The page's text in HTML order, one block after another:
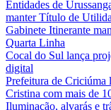
Entidades de
manter Título de
Gabinete Itinerante
Quarta Linha
Cocal do Sul lança
digital
Prefeitura de Criciúma
Cristina com mais de
Iluminação, alvarás e